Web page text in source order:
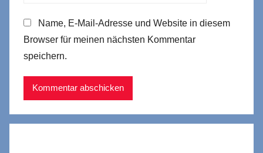
Name, E-Mail-Adresse und Website in diesem
Browser für meinen nächsten Kommentar
speichern.